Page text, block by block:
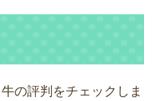
の評判をチェックしま